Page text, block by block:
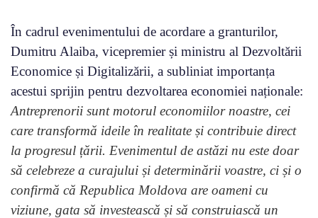
În cadrul evenimentului de acordare a granturilor,
Dumitru Alaiba, vicepremier și ministru al Dezvoltării
Economice și Digitalizării, a subliniat importanța
acestui sprijin pentru dezvoltarea economiei naționale:
Antreprenorii sunt motorul economiilor noastre, cei
care transformă ideile în realitate și contribuie direct
la progresul țării. Evenimentul de astăzi nu este doar
să celebreze a curajului și determinării voastre, ci și o
confirmă că Republica Moldova are oameni cu
viziune, gata să investească și să construiască un